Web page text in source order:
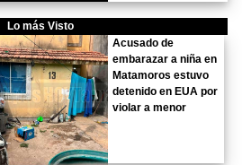
Lo más Visto
Acusado de
embarazar a niña en
Matamoros estuvo
detenido en EUA por
violar a menor